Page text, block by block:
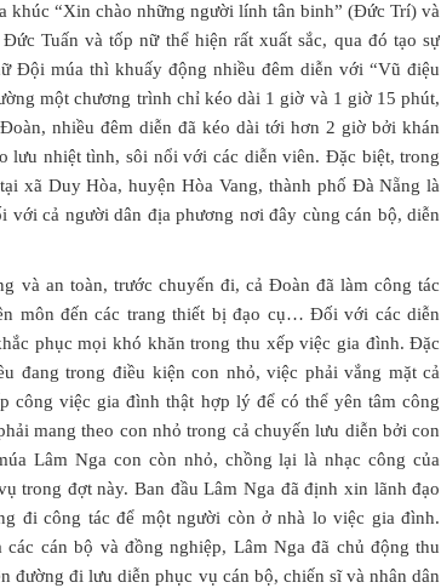
khúc “Xin chào những người lính tân binh” (Đức Trí) và
Tuấn và tốp nữ thể hiện rất xuất sắc, qua đó tạo sự
Đội múa thì khuấy động nhiều đêm diễn với “Vũ điệu
một chương trình chỉ kéo dài 1 giờ và 1 giờ 15 phút,
nhiều đêm diễn đã kéo dài tới hơn 2 giờ bởi khán
lưu nhiệt tình, sôi nổi với các diễn viên. Đặc biệt, trong
xã Duy Hòa, huyện Hòa Vang, thành phố Đà Nẵng là
với cả người dân địa phương nơi đây cùng cán bộ, diễn
và an toàn, trước chuyến đi, cả Đoàn đã làm công tác
môn đến các trang thiết bị đạo cụ… Đối với các diễn
phục mọi khó khăn trong thu xếp việc gia đình. Đặc
đang trong điều kiện con nhỏ, việc phải vắng mặt cả
công việc gia đình thật hợp lý để có thể yên tâm công
mang theo con nhỏ trong cả chuyến lưu diễn bởi con
Lâm Nga con còn nhỏ, chồng lại là nhạc công của
trong đợt này. Ban đầu Lâm Nga đã định xin lãnh đạo
đi công tác để một người còn ở nhà lo việc gia đình.
cán bộ và đồng nghiệp, Lâm Nga đã chủ động thu
đường đi lưu diễn phục vụ cán bộ, chiến sĩ và nhân dân